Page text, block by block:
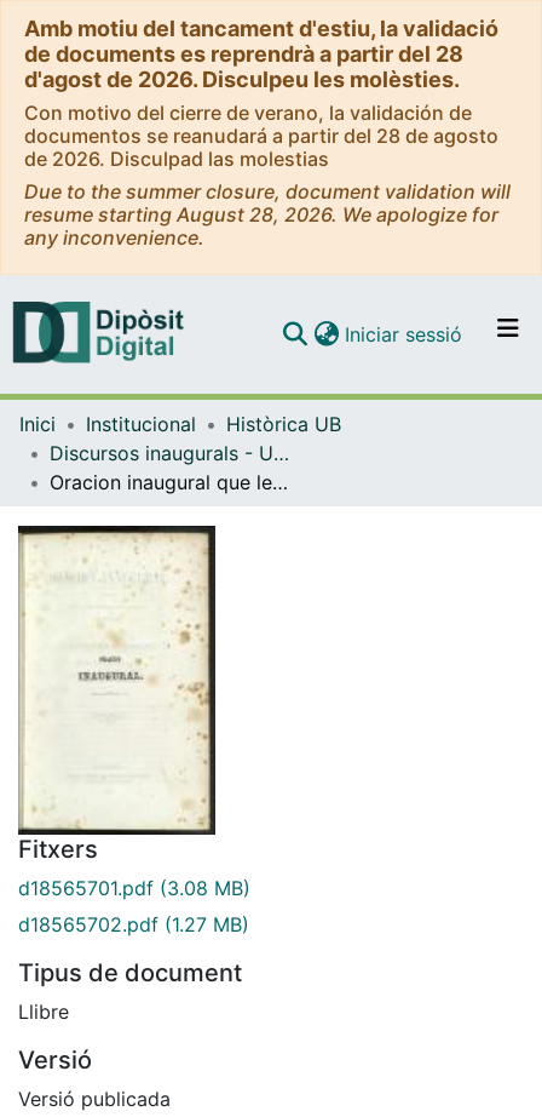
Amb motiu del tancament d'estiu, la validació
de documents es reprendrà a partir del 28
d'agost de 2026. Disculpeu les molèsties.
Con motivo del cierre de verano, la validación de
documentos se reanudará a partir del 28 de agosto
de 2026. Disculpad las molestias
Due to the summer closure, document validation will
resume starting August 28, 2026. We apologize for
any inconvenience.
Navega per tot el DD
Com publicar
Iniciar sessió (current)
Inici Institucional
Històrica UB
Discursos inaugurals - Universitat de Barcelona
Oracion inaugural que leyó en la solemne apertura del curso académico de 1856 a 1857 ante la Universidad de Barcelona, D. José Luis Pons y Gallarza
Fitxers
d18565701.pdf (3.08 MB)
d18565702.pdf (1.27 MB)
Tipus de document
Llibre
Versió
Versió publicada